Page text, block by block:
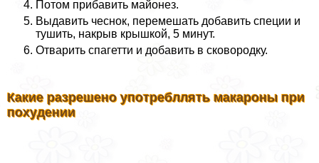
Потом прибавить майонез.
Выдавить чеснок, перемешать добавить специи и
тушить, накрыв крышкой, 5 минут.
Отварить спагетти и добавить в сковородку.
Какие разрешено употрeбллять макароны при
похудении